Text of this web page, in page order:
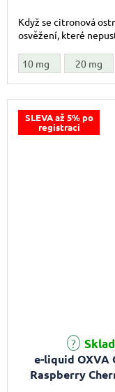
Když se citronová
osvěžení, které
10 mg 20 mg
SLEVA až 5% po
registraci
e-liquid OXVA
Raspberry
Průměrné